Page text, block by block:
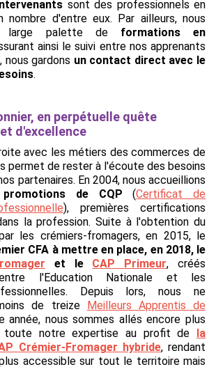
sont des professionnels en
nombre d'entre eux. Par ailleurs, nous
large palette de formations en
ainsi le suivi entre nos apprenants
gardons un contact direct avec le
.
en perpétuelle quête
d'excellence
avec les métiers des commerces de
permet de rester à l'écoute des besoins
partenaires. En 2004, nous accueillions
de CQP (Certificat de
), premières certifications
la profession. Suite à l'obtention du
les crémiers-fromagers, en 2015, le
CFA à mettre en place, en 2018, le
et le CAP Primeur, créés
l'Education Nationale et les
Depuis lors, nous ne
de treize
Meilleurs Apprentis de
nous sommes allés encore plus
toute notre expertise au profit de
la
Crémier-Fromager hybride, rendant
accessible sur tout le territoire mais